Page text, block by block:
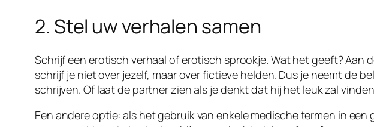
2. Stel uw verhalen samen
Schrijf een erotisch verhaal of erotisch sprookje. Wat het geeft?
schrijf je niet over jezelf, maar over fictieve helden. Dus je neemt de
schrijven. Of laat de partner zien als je denkt dat hij het leuk zal
Een andere optie: als het gebruik van enkele medische termen in